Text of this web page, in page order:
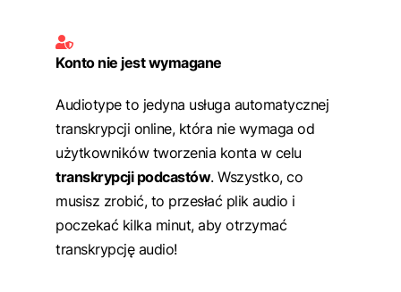
Konto nie jest wymagane
Audiotype to jedyna usługa automatycznej
transkrypcji online, która nie wymaga od
użytkowników tworzenia konta w celu
transkrypcji podcastów. Wszystko, co
musisz zrobić, to przesłać plik audio i
poczekać kilka minut, aby otrzymać
transkrypcję audio!